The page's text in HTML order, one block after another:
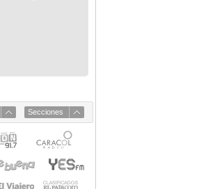
Secciones